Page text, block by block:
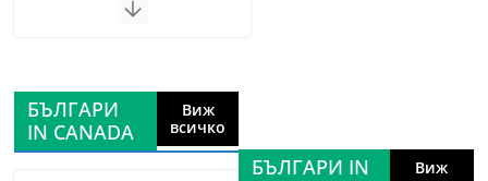
БЪЛГАРИ
IN CANADA
Виж
всичко
БЪЛГАРИ IN
Виж